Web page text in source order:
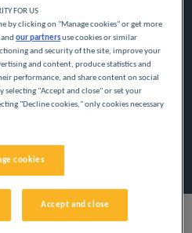
with the calendar and select
Navigate backward to interact
hotel
FOR US
by clicking on "Manage cookies" or get more
andour partnersuse cookies or similar
and security of the site, improve your
and content, produce statistics and
performance, and share content on social
selecting "Accept and close" or set your
"Decline cookies," only cookies necessary
cookies
Accept and close